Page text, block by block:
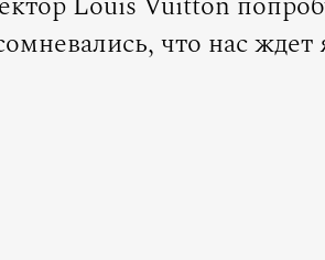
что нас